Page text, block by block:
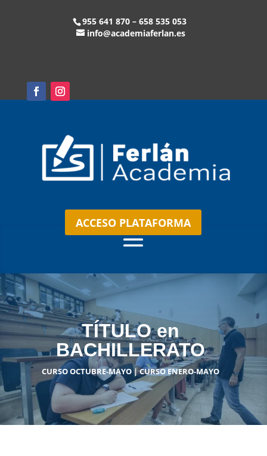
955 641 870 – 658 535 053
info@academiaferlan.es
ACCESO PLATAFORMA
TÍTULO en
BACHILLERATO
CURSO OCTUBRE-MAYO | CURSO ENERO-MAYO